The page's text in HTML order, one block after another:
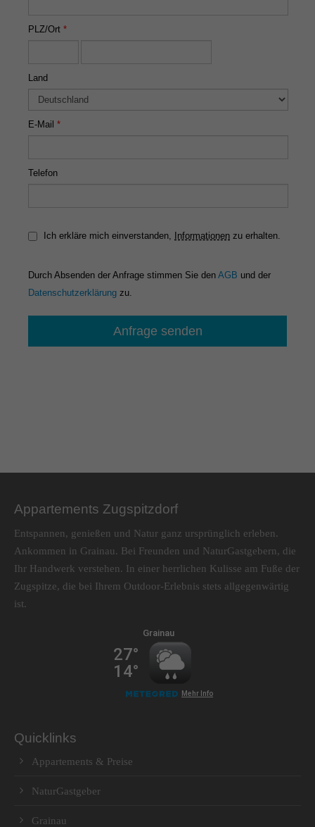
Appartements Zugspitzdorf
Entspannen, genießen und Natur ganz ursprünglich erleben.
Ankommen in Grainau. Bei Freunden und NaturGastgebern, die
Ihr Handwerk verstehen. In einer herrlichen Kulisse am Fuße der
Zugspitze, die bei Ihrem Outdoor-Erlebnis stets allgegenwärtig
ist.
Quicklinks
Appartements & Preise
NaturGastgeber
Grainau